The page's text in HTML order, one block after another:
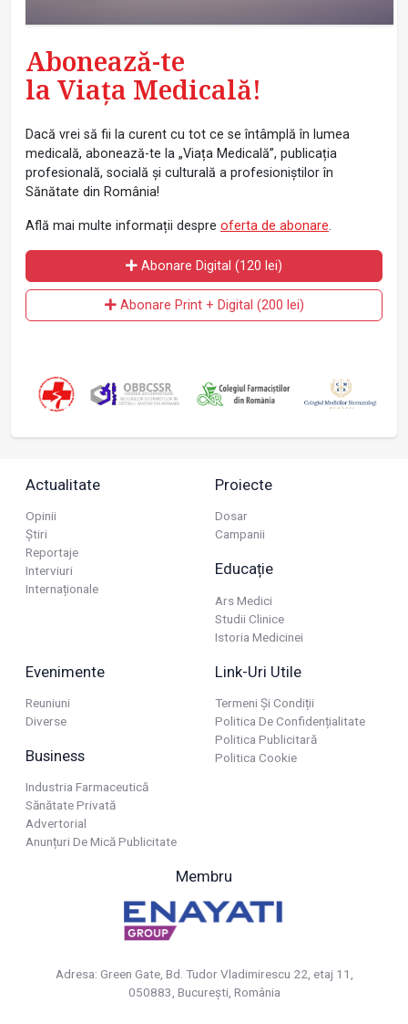
Abonează-te
la Viața Medicală!
Dacă vrei să fii la curent cu tot ce se întâmplă în lumea
medicală, abonează-te la „Viața Medicală”, publicația
profesională, socială și culturală a profesioniștilor în
Sănătate din România!
Află mai multe informații despre oferta de abonare.
Abonare Digital (120 lei)
Abonare Print + Digital (200 lei)
Actualitate
Opinii
Știri
Reportaje
Interviuri
Internaționale
Proiecte
Dosar
Campanii
Educație
Ars Medici
Studii Clinice
Istoria Medicinei
Evenimente
Reuniuni
Diverse
Business
Industria Farmaceutică
Sănătate Privată
Advertorial
Anunțuri De Mică Publicitate
Link-Uri Utile
Termeni Și Condiții
Politica De Confidențialitate
Politica Publicitară
Politica Cookie
Membru
Adresa: Green Gate, Bd. Tudor Vladimirescu 22, etaj 11,
050883, Bucureşti, România